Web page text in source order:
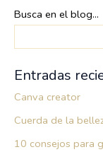
Busca en el blog...
Entradas
Canva creator
Cuerda de la
10 consejos para